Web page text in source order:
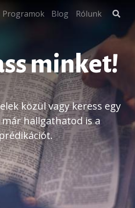
Programok Blog Rólunk
minket!
közül vagy keress egy
hallgathatod is a